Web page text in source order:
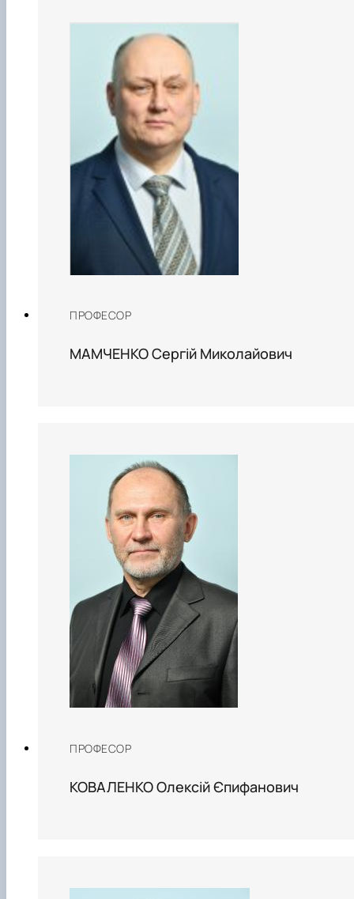
ПРОФЕСОР
МАМЧЕНКО Сергій Миколайович
ПРОФЕСОР
КОВАЛЕНКО Олексій Єпифанович